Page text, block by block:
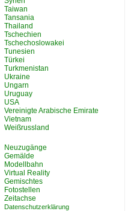
Taiwan
Tansania
Thailand
Tschechien
Tschechoslowakei
Tunesien
Türkei
Turkmenistan
Ukraine
Ungarn
Uruguay
USA
Vereinigte Arabische Emirate
Vietnam
Weißrussland
Neuzugänge
Gemälde
Modellbahn
Virtual Reality
Gemischtes
Fotostellen
Zeitachse
Datenschutzerklärung